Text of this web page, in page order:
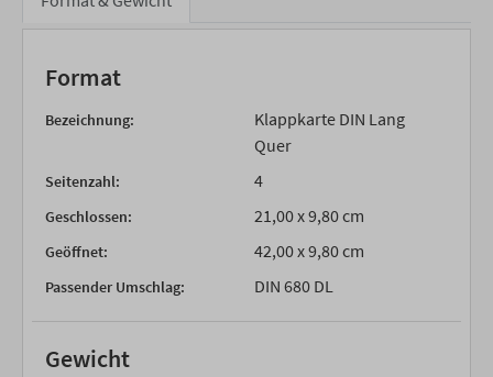
Format
Bezeichnung:
Klappkarte DIN Lang
Quer
Seitenzahl: 4
Geschlossen: 21,00 x 9,80 cm
Geöffnet: 42,00 x 9,80 cm
Passender Umschlag: DIN 680 DL
Gewicht